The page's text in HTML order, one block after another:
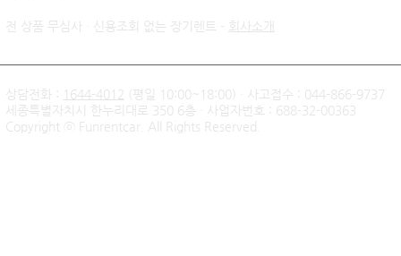
신불자 기아 쏘렌토 하이브리
드 무심사 장기렌트 출고후기
팰리세이드
전 상품 무심사 · 신용조회 없는 장기렌트 - 회사소개
상담전화 : 1644-4012
(평일 10:00~18:00) · 사고접수 : 044-866-9737
세종특별자치시 한누리대로 350 6층 · 사업자번호 : 688-32-00363
Copyright ⓒ Funrentcar. All Rights Reserved.